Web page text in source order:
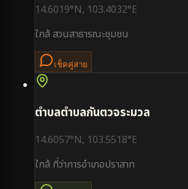
14.6019°N, 103.4032°E
ใกล้สวนสาธารณะชุมชน
เช็คคู่สาย
ตำบลตำบลกันตวจระมวล
14.6057°N, 103.5518°E
ใกล้ ที่ว่าการอำเภอปราสาท